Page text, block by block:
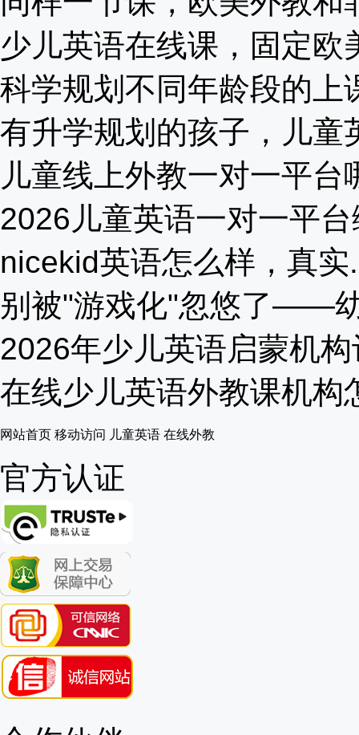
少儿英语在线课，固定欧
科学规划不同年龄段的上
有升学规划的孩子，儿童
儿童线上外教一对一平台
2026儿童英语一对一平
nicekid英语怎么样，真实
别被"游戏化"忽悠了——
2026年少儿英语启蒙机
在线少儿英语外教课机构
网站首页 移动访问 儿童英语 在线外教
官方认证